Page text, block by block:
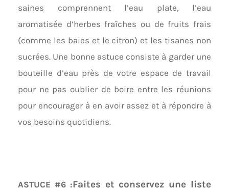
saines comprennent l’eau plate, l’eau
aromatisée d’herbes fraîches ou de fruits frais
(comme les baies et le citron) et les tisanes non
sucrées. Une bonne astuce consiste à garder une
bouteille d’eau près de votre espace de travail
pour ne pas oublier de boire entre les réunions
pour encourager à en avoir assez et à répondre à
vos besoins quotidiens.
ASTUCE #6 :Faites et conservez une liste